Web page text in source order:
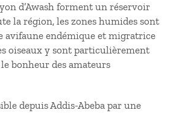
d’Awash forment un réservoir
la région, les zones humides sont
avifaune endémique et migratrice
oiseaux y sont particulièrement
bonheur des amateurs
depuis Addis-Abeba par une